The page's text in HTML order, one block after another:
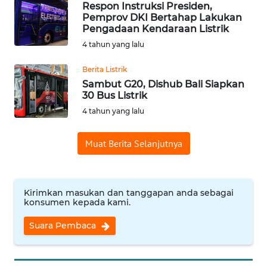
Respon Instruksi Presiden,
Pemprov DKI Bertahap Lakukan
Pengadaan Kendaraan Listrik
4 tahun yang lalu
Berita Listrik
Sambut G20, Dishub Bali Siapkan
30 Bus Listrik
4 tahun yang lalu
Muat Berita Selanjutnya
Kirimkan masukan dan tanggapan anda sebagai
konsumen kepada kami.
Suara Pembaca
WN
CIANJUR
KEPULAUAN
SERIBU
WN
WN
WN
INDRAMAYU